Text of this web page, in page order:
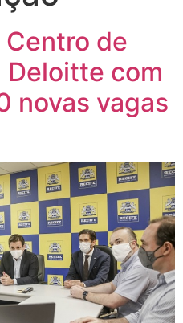
de
Deloitte com
novas vagas